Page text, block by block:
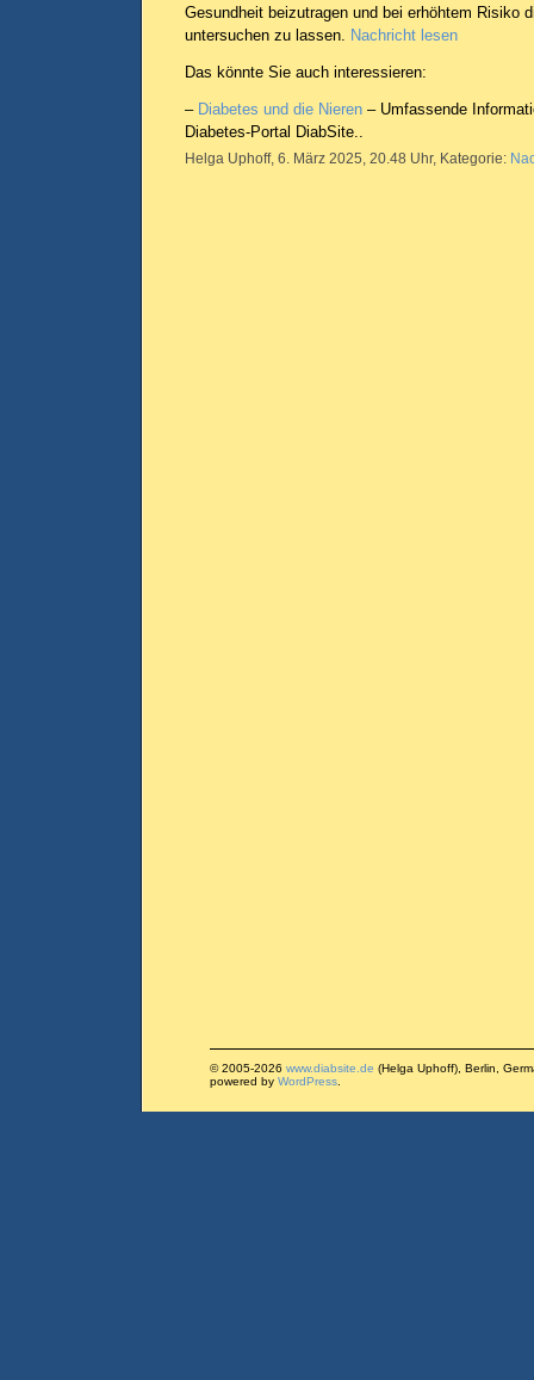
Gesundheit beizutragen und bei erhöhtem Risiko
untersuchen zu lassen.
Nachricht lesen
Das könnte Sie auch interessieren:
– Diabetes und die Nieren – Umfassende
Diabetes-Portal DiabSite..
Helga Uphoff, 6. März 2025, 20.48 Uhr, Kategorie:
© 2005-2026 www.diabsite.de (Helga Uphoff), Berlin,
powered by WordPress.